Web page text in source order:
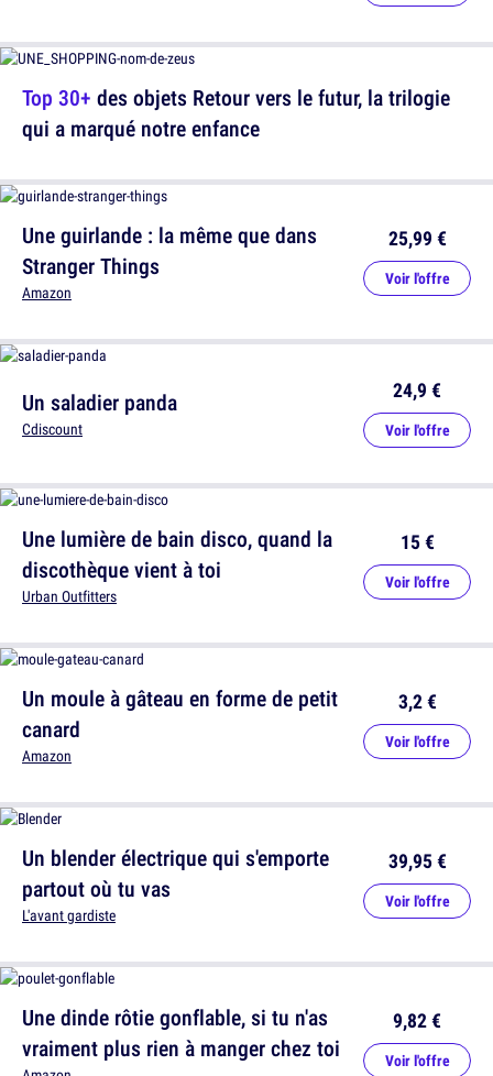
Top 30+ des objets Retour vers le futur, la trilogie
qui a marqué notre enfance
Un saladier panda
Cdiscount
24,9 €
Voir l'offre
Un moule à gâteau en forme de petit
canard
Amazon
3,2 €
Voir l'offre
Une dinde rôtie gonflable, si tu n'as
vraiment plus rien à manger chez toi
9,82 €
Voir l'offre
Une guirlande : la même que dans
Stranger Things
Amazon
25,99 €
Voir l'offre
Une lumière de bain disco, quand la
discothèque vient à toi
Urban Outfitters
15 €
Voir l'offre
Un blender électrique qui s'emporte
partout où tu vas
L'avant gardiste
39,95 €
Voir l'offre